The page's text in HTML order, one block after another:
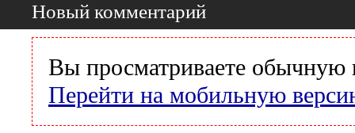
Новый комментарий
Вы просматриваете обычную
Перейти на мобильную